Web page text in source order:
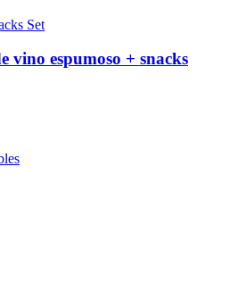
vino espumoso + snacks